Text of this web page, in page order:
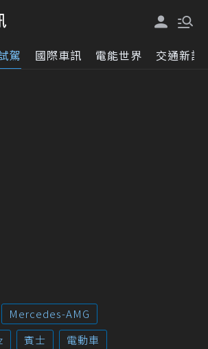
駕 國際車訊 電能世界 交通新訊
Mercedes-AMG
賓士 電動車